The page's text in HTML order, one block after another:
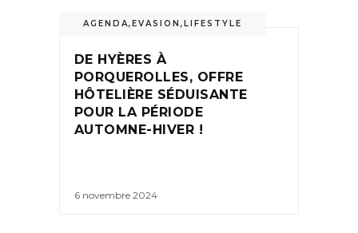
AGENDA, EVASION , LIFESTYLE
DE HYÈRES À
PORQUEROLLES, OFFRE
HÔTELIÈRE SÉDUISANTE
POUR LA PÉRIODE
AUTOMNE-HIVER !
6 novembre 2024